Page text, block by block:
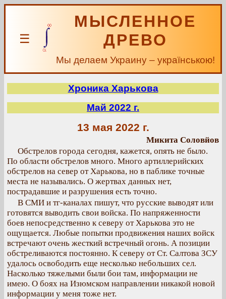
☰
МЫСЛЕННОЕ
ДРЕВО
Мы делаем Украину – українською!
Хроника Харькова
Май 2022 г.
13 мая 2022 г.
Микита Соловйов
Обстрелов города сегодня, кажется, опять не было.
По области обстрелов много. Много артиллерийских
обстрелов на север от Харькова, но в паблике точные
места не назывались. О жертвах данных нет,
пострадавшие и разрушения есть точно.
В СМИ и тг-каналах пишут, что русские выводят или
готовятся выводить свои войска. По напряженности
боев непосредственно к северу от Харькова это не
ощущается. Любые попытки продвижения наших войск
встречают очень жесткий встречный огонь. А позиции
обстреливаются постоянно. К северу от Ст. Салтова ЗСУ
удалось освободить еще несколько небольших сел.
Насколько тяжелыми были бои там, информации не
имею. О боях на Изюмском направлении никакой новой
информации у меня тоже нет.